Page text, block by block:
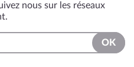
nous sur les réseaux
OK